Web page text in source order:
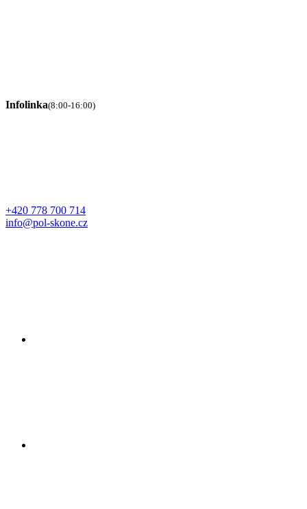
Infolinka(8:00-16:00)
+420 778 700 714
info@pol-skone.cz